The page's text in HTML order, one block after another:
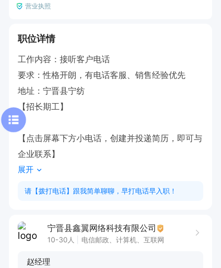
营业执照
职位详情
工作内容：接听客户电话
要求：性格开朗，有电话客服、销售经验优先
地址：宁晋县宁纺
【招长期工】
【点击屏幕下方小电话，创建并投递简历，即可与
企业联系】
展开
请【拨打电话】跟我简单聊聊，早打电话早入职！
宁晋县鑫翼网络科技有限公司
10-30人 电信邮政、计算机、互联网
赵经理